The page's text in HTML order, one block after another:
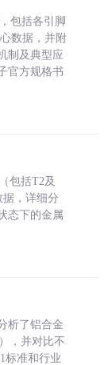
包括各引脚
数据，并附
制及典型应
官方规格书
包括T2及
据，详细分
态下的金属
析了铝合金
，并对比不
标准和行业